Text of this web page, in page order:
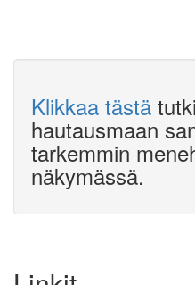
Klikkaa tästä
hautausmaan
tarkemmin
näkymässä.